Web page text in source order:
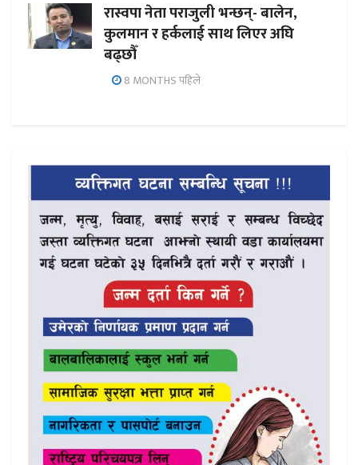
रास्वपा नेता पराजुली भन्छन्- बालेन,
कुलमान र हर्कलाई साथ लिएर अघि
बढ्छौँ
8 MONTHS पहिले